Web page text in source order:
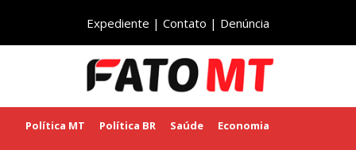
Expediente | Contato | Denúncia
Política MT Política BR Saúde Economia